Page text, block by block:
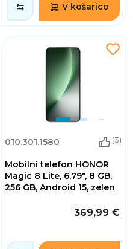
V košarico
010.301.1580 (3)
Mobilni telefon HONOR
Magic 8 Lite, 6,79", 8 GB,
256 GB, Android 15, zelen
369,99 €